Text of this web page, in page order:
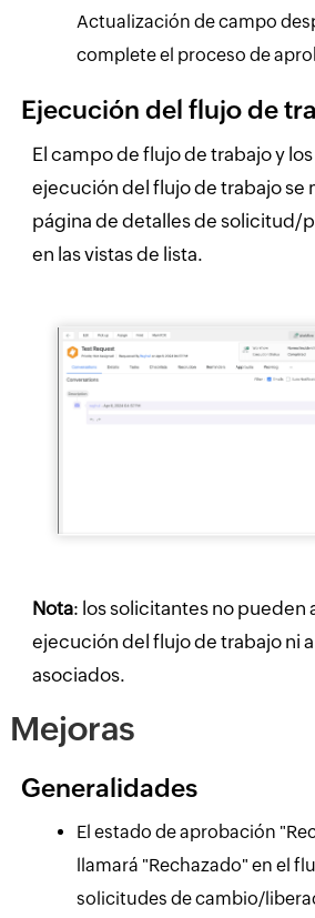
Actualización de campo
complete el proceso de
Ejecución del flujo de
El campo de flujo de trabajo y
ejecución del flujo de trabajo se
página de detalles de solicitud/
en las vistas de lista.
Nota: los solicitantes no pueden
ejecución del flujo de trabajo ni
asociados.
Mejoras
Generalidades
El estado de aprobación
llamará "Rechazado" en el
solicitudes de cambio/